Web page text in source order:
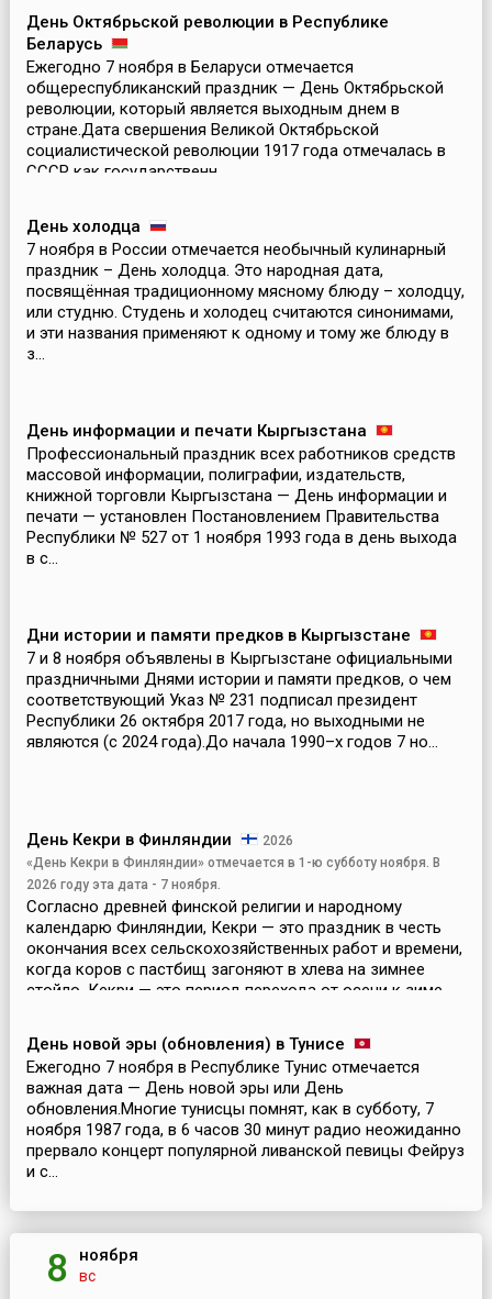
День Октябрьской революции в Республике
Беларусь
Ежегодно 7 ноября в Беларуси отмечается
общереспубликанский праздник — День Октябрьской
революции, который является выходным днем в
стране.Дата свершения Великой Октябрьской
социалистической революции 1917 года отмечалась в
СССР как государственн...
День холодца
7 ноября в России отмечается необычный кулинарный
праздник – День холодца. Это народная дата,
посвящённая традиционному мясному блюду – холодцу,
или студню. Студень и холодец считаются синонимами,
и эти названия применяют к одному и тому же блюду в
з...
День информации и печати Кыргызстана
Профессиональный праздник всех работников средств
массовой информации, полиграфии, издательств,
книжной торговли Кыргызстана — День информации и
печати — установлен Постановлением Правительства
Республики № 527 от 1 ноября 1993 года в день выхода
в с...
Дни истории и памяти предков в Кыргызстане
7 и 8 ноября объявлены в Кыргызстане официальными
праздничными Днями истории и памяти предков, о чем
соответствующий Указ № 231 подписал президент
Республики 26 октября 2017 года, но выходными не
являются (с 2024 года).До начала 1990–х годов 7 но...
День Кекри в Финляндии
2026
«День Кекри в Финляндии» отмечается в 1-ю субботу ноября. В
2026 году эта дата - 7 ноября.
Согласно древней финской религии и народному
календарю Финляндии, Кекри — это праздник в честь
окончания всех сельскохозяйственных работ и времени,
когда коров с пастбищ загоняют в хлева на зимнее
стойло. Кекри — это период перехода от осени к зиме. ...
День новой эры (обновления) в Тунисе
Ежегодно 7 ноября в Республике Тунис отмечается
важная дата — День новой эры или День
обновления.Многие тунисцы помнят, как в субботу, 7
ноября 1987 года, в 6 часов 30 минут радио неожиданно
прервало концерт популярной ливанской певицы Фейруз
и с...
8 ноября
вс